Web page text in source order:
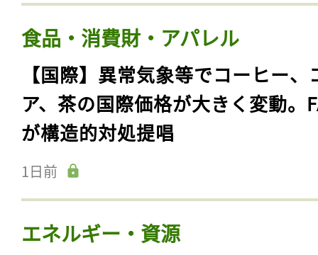
食品・消費財・アパレル
【国際】異常気象等でコーヒー、
ア、茶の国際価格が大きく変動。
が構造的対処提唱
1日前
エネルギー・資源